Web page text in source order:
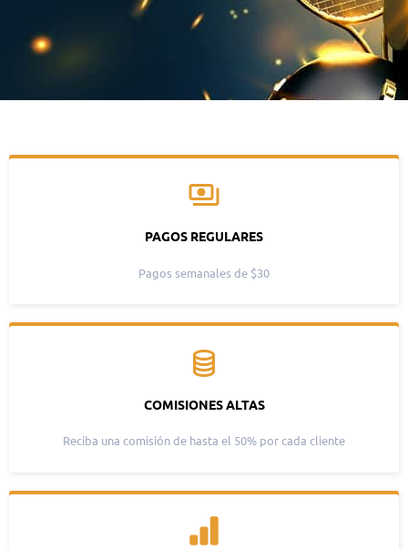
PAGOS REGULARES
Pagos semanales de $30
COMISIONES ALTAS
Reciba una comisión de hasta el 50% por cada cliente